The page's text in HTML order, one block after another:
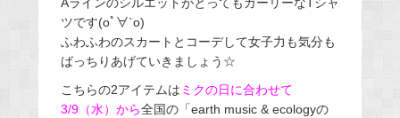
AラインのシルエットがとってもガーリーなTシャ
ツです(oﾟ∀`o)
ふわふわのスカートとコーデして女子力も気分も
ばっちりあげていきましょう☆
こちらの2アイテムは ミクの日に合わせて
3/9（水）から全国の「earth music & ecologyの